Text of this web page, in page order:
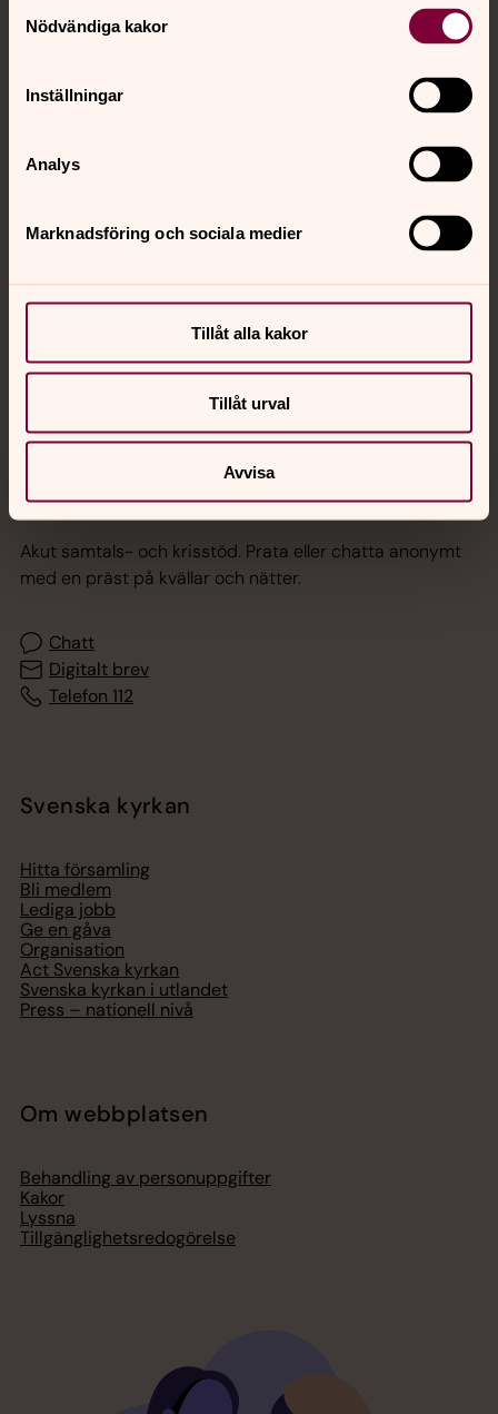
Nödvändiga kakor
Inställningar
Analys
Marknadsföring och sociala medier
Tillåt alla kakor
Tillåt urval
Avvisa
Kalender
Hitta snabbt
Jourhavande präst
Akut samtals- och krisstöd. Prata eller chatta anonymt
med en präst på kvällar och nätter.
Chatt
Digitalt brev
Telefon 112
Svenska kyrkan
Hitta församling
Bli medlem
Lediga jobb
Ge en gåva
Organisation
Act Svenska kyrkan
Svenska kyrkan i utlandet
Press – nationell nivå
Om webbplatsen
Behandling av personuppgifter
Kakor
Lyssna
Tillgänglighetsredogörelse